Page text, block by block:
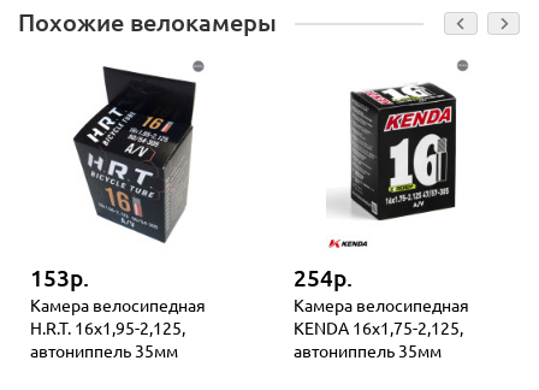
Похожие велокамеры
153р.
Камера велосипедная
H.R.T. 16x1,95-2,125,
автониппель 35мм
254р.
Камера велосипедная
KENDA 16x1,75-2,125,
автониппель 35мм